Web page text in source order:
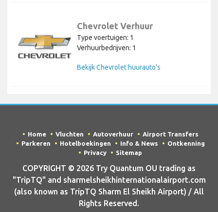
Chevrolet Verhuur
Type voertuigen: 1
Verhuurbedrijven: 1
Bekijk Chevrolet huurauto's
Home Vluchten Autoverhuur
Airport Transfers
Parkeren
Hotelboekingen Info & News
Ontkenning
Privacy
Sitemap
COPYRIGHT © 2026 Try Quantum OU trading as
"TripTQ" and sharmelsheikhinternationalairport.com
(also known as TripTQ Sharm El Sheikh Airport) / All
Rights Reserved.